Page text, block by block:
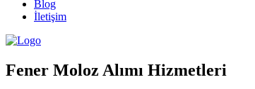
Blog
İletişim
Fener Moloz Alımı Hizmetleri